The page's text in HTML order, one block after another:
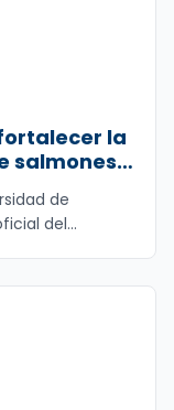
la
salmones
de
de
del